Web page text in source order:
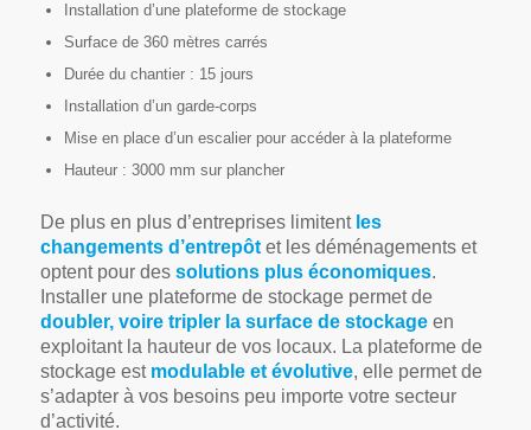
Installation d’une plateforme de stockage
Surface de 360 mètres carrés
Durée du chantier : 15 jours
Installation d’un garde-corps
Mise en place d’un escalier pour accéder à la plateforme
Hauteur : 3000 mm sur plancher
De plus en plus d’entreprises limitent les
changements d’entrepôtet les déménagements et
optent pour des solutions plus économiques.
Installer une plateforme de stockage permet de
doubler, voire tripler la surface de stockageen
exploitant la hauteur de vos locaux. La plateforme de
stockage est modulable et évolutive, elle permet de
s’adapter à vos besoins peu importe votre secteur
d’activité.